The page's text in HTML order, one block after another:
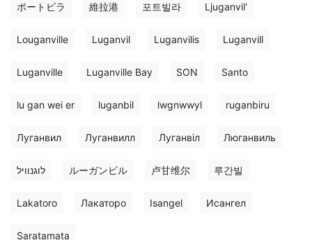
ポートビラ 維拉港 포트빌라 Ljuganvil'
Louganville Luganvil Luganvilis Luganvill
Luganville Luganville Bay SON Santo
lu gan wei er luganbil lwgnwwyl ruganbiru
Луганвил Луганвилл Луганвіл Люганвиль
לוגנוויל ルーガンビル 卢甘维尔 루간빌
Lakatoro Лакаторо Isangel Исангел
Saratamata